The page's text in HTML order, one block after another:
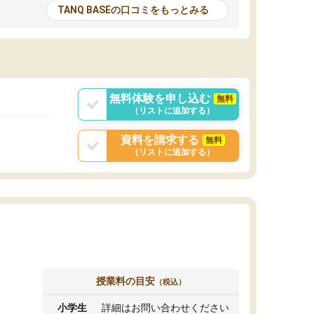
る機会が増えたり
試験対策の面接練
と伝えることもで
が多いので、その子達に感化されて自分も『も
っと何かに取り組んでみよう』と思えます。
はたらく部はオンラインなので、色々な場所の
TANQ BASEの口コミをもっとみる
無料体験を申し込む
無料
（リストに追加する）
資料を請求する
無料
（リストに追加する）
授業料の目安 （税込）
小学生 詳細はお問い合わせください